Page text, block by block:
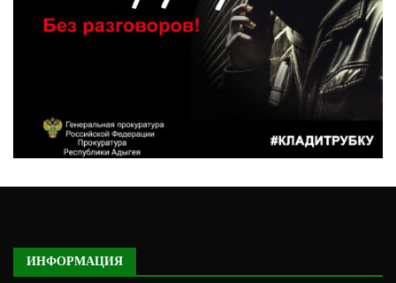
ИНФОРМАЦИЯ